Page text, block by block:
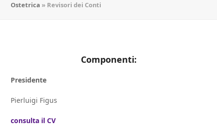
Ostetrica » Revisori dei Conti
Componenti:
Presidente
Pierluigi Figus
consulta il CV